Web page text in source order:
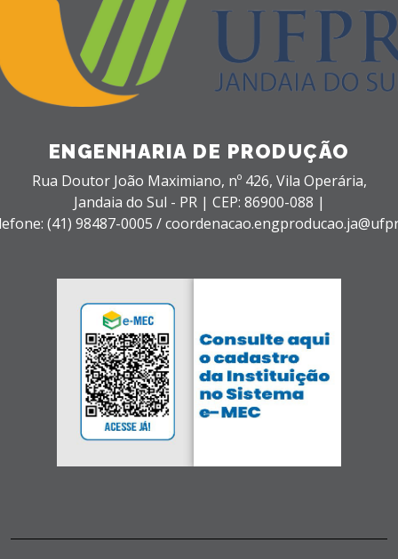
ENGENHARIA DE PRODUÇÃO
Rua Doutor João Maximiano, nº 426, Vila Operária,
Jandaia do Sul - PR | CEP: 86900-088 |
(41) 98487-0005 /